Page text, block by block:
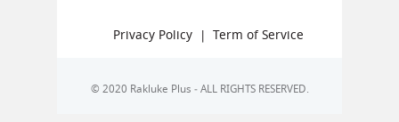
Privacy Policy | Term of Service
© 2020 Rakluke Plus - ALL RIGHTS RESERVED.